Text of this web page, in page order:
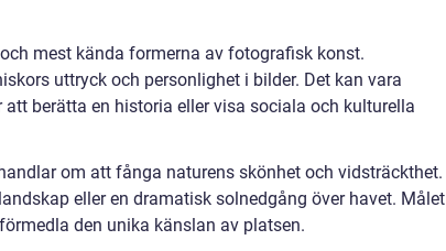
mest kända formerna av fotografisk konst.
uttryck och personlighet i bilder. Det kan vara
berätta en historia eller visa sociala och kulturella
om att fånga naturens skönhet och vidsträckthet.
eller en dramatisk solnedgång över havet. Målet
den unika känslan av platsen.